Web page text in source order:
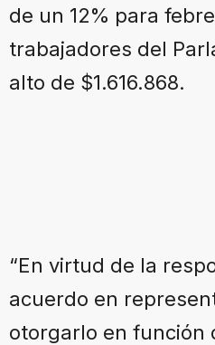
de un 12% para
trabajadores del
alto de $1.616.868.
“En virtud de la
acuerdo en
otorgarlo en función